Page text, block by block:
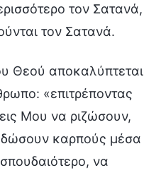
τον Σατανά,
τον Σατανά.
Θεού αποκαλύπτεται
«επιτρέποντας
Μου να ριζώσουν,
καρπούς μέσα
να